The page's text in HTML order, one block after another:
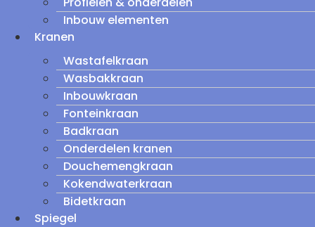
Inbouw elementen
Kranen
Wastafelkraan
Wasbakkraan
Inbouwkraan
Fonteinkraan
Badkraan
Onderdelen kranen
Douchemengkraan
Kokendwaterkraan
Bidetkraan
Spiegel